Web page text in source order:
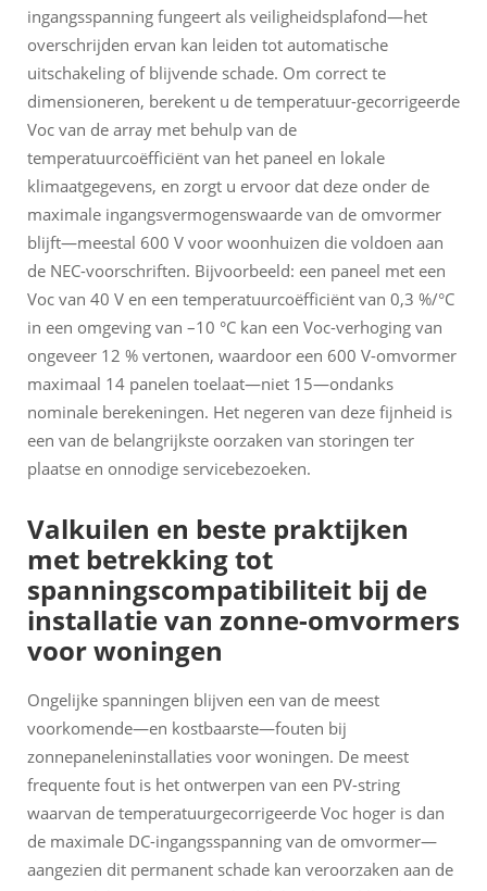
ingangsspanning fungeert als veiligheidsplafond—het
overschrijden ervan kan leiden tot automatische
uitschakeling of blijvende schade. Om correct te
dimensioneren, berekent u de temperatuur-gecorrigeerde
Voc van de array met behulp van de
temperatuurcoëfficiënt van het paneel en lokale
klimaatgegevens, en zorgt u ervoor dat deze onder de
maximale ingangsvermogenswaarde van de omvormer
blijft—meestal 600 V voor woonhuizen die voldoen aan
de NEC-voorschriften. Bijvoorbeeld: een paneel met een
Voc van 40 V en een temperatuurcoëfficiënt van 0,3 %/°C
in een omgeving van –10 °C kan een Voc-verhoging van
ongeveer 12 % vertonen, waardoor een 600 V-omvormer
maximaal 14 panelen toelaat—niet 15—ondanks
nominale berekeningen. Het negeren van deze fijnheid is
een van de belangrijkste oorzaken van storingen ter
plaatse en onnodige servicebezoeken.
Valkuilen en beste praktijken
met betrekking tot
spanningscompatibiliteit bij de
installatie van zonne-omvormers
voor woningen
Ongelijke spanningen blijven een van de meest
voorkomende—en kostbaarste—fouten bij
zonnepaneleninstallaties voor woningen. De meest
frequente fout is het ontwerpen van een PV-string
waarvan de temperatuurgecorrigeerde Voc hoger is dan
de maximale DC-ingangsspanning van de omvormer—
aangezien dit permanent schade kan veroorzaken aan de